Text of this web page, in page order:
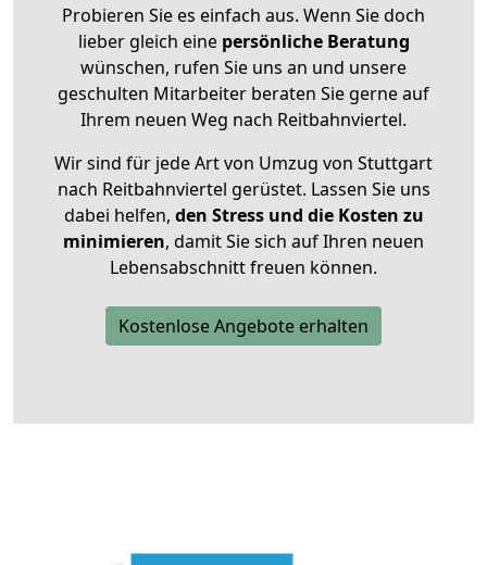
Probieren Sie es einfach aus. Wenn Sie doch
lieber gleich eine persönliche Beratung
wünschen, rufen Sie uns an und unsere
geschulten Mitarbeiter beraten Sie gerne auf
Ihrem neuen Weg nach Reitbahnviertel.
Wir sind für jede Art von Umzug von Stuttgart
nach Reitbahnviertel gerüstet. Lassen Sie uns
dabei helfen, den Stress und die Kosten zu
minimieren, damit Sie sich auf Ihren neuen
Lebensabschnitt freuen können.
Kostenlose Angebote erhalten